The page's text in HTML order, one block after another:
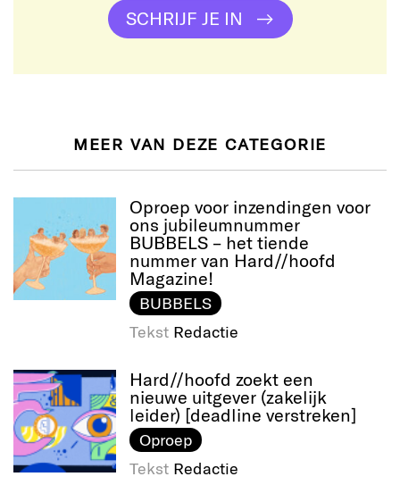
SCHRIJF JE IN
MEER VAN DEZE CATEGORIE
Oproep voor inzendingen voor
ons jubileumnummer
BUBBELS – het tiende
nummer van Hard//hoofd
Magazine!
BUBBELS
Tekst Redactie
Hard//hoofd zoekt een
nieuwe uitgever (zakelijk
leider) [deadline verstreken]
Oproep
Tekst Redactie